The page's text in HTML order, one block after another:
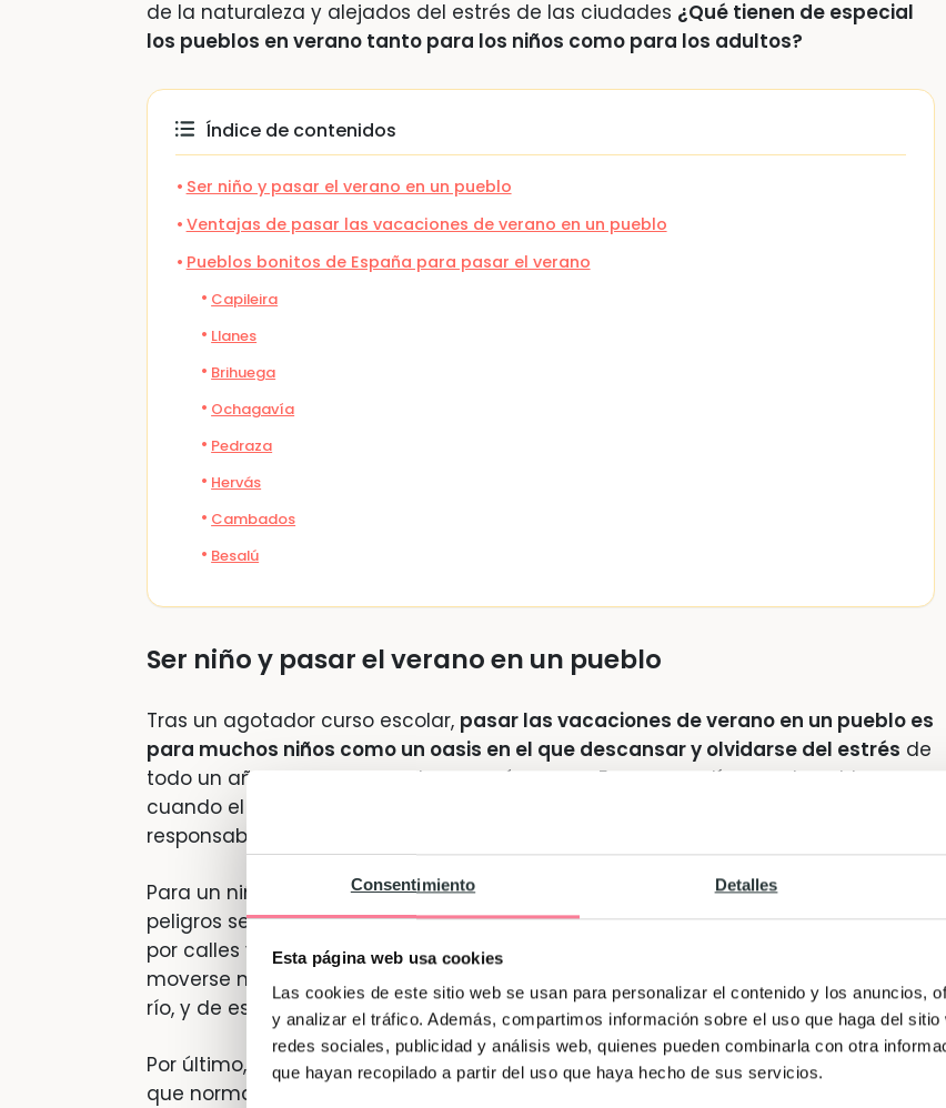
Consentimiento Detalles
Esta página web usa cookies
Las cookies de este sitio web se usan para personalizar el contenido y los anuncios,
y analizar el tráfico. Además, compartimos información sobre el uso que haga del
redes sociales, publicidad y análisis web, quienes pueden combinarla con otra
que hayan recopilado a partir del uso que haya hecho de sus servicios.
de la naturaleza y alejados del estrés de las ciudades ¿Qué tienen de especial
los pueblos en verano tanto para los niños como para los adultos?
Índice de contenidos
Ser niño y pasar el verano en un pueblo
Ventajas de pasar las vacaciones de verano en un pueblo
Pueblos bonitos de España para pasar el verano
Capileira
Llanes
Brihuega
Ochagavía
Pedraza
Hervás
Cambados
Besalú
Ser niño y pasar el verano en un pueblo
Tras un agotador curso escolar, pasar las vacaciones de verano en un pueblo es
para muchos niños como un oasis en el que descansar y olvidarse del estrés de
todo un año de estudios, deberes, exámenes… Es en esos días en el pueblo
cuando el niño vuelve a ser NIÑO de verdad, sin tantas normas ni
responsabilidades.
Para un niño, el verano en el pueblo es sinónimo de “libertad”.En ellos los
peligros se reducen y eso significa en muchos casos poder corretear libremente
por calles y plazas. Además, los pequeños núcleos poblacionales invitan a
moverse más, a sacar la bici o el patinete o a pegarse una caminata hasta el
río, y de ese modoalejarse de las pantallasy de lavida sedentaria.
Por último, para un niño parece más fácil hacer nuevos amigos en el pueblo
que normalmente se suele coincidir en lugares comunes con otros niños y poco